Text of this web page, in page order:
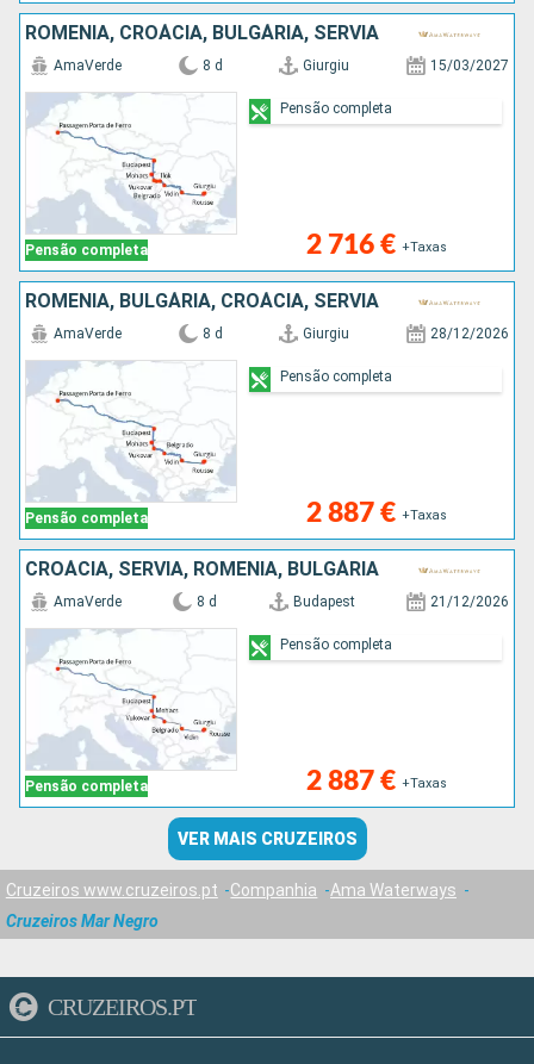
ROMÊNIA, CROÁCIA, BULGÁRIA, SÉRVIA
Pensão completa
AmaVerde 8 d Giurgiu 15/03/2027
2 716 € +Taxas
Pensão completa
ROMÊNIA, BULGÁRIA, CROÁCIA, SÉRVIA
Pensão completa
AmaVerde 8 d Giurgiu 28/12/2026
2 887 € +Taxas
Pensão completa
CROÁCIA, SÉRVIA, ROMÊNIA, BULGÁRIA
Pensão completa
AmaVerde 8 d Budapest 21/12/2026
2 887 € +Taxas
Pensão completa
VER MAIS CRUZEIROS
Cruzeiros www.cruzeiros.pt Companhia
Ama Waterways
Cruzeiros Mar Negro
CRUZEIROS.PT